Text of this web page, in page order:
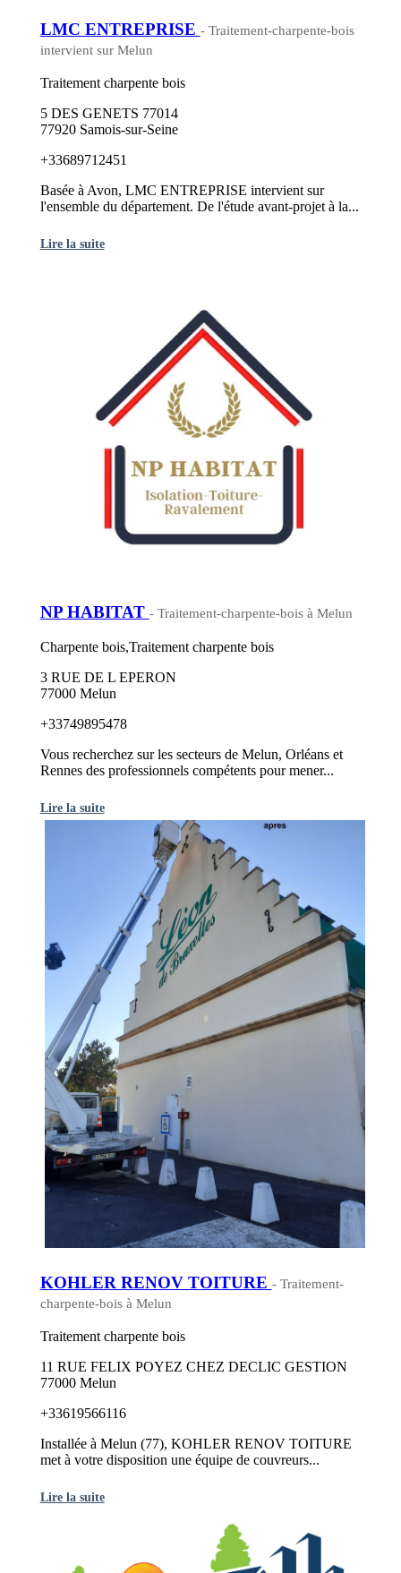
LMC ENTREPRISE - Traitement-charpente-bois
intervient sur Melun
Traitement charpente bois
5 DES GENETS 77014
77920 Samois-sur-Seine
+33689712451
Basée à Avon, LMC ENTREPRISE intervient sur
l'ensemble du département. De l'étude avant-projet à la...
Lire la suite
NP HABITAT - Traitement-charpente-bois à Melun
Charpente bois,Traitement charpente bois
3 RUE DE L EPERON
77000 Melun
+33749895478
Vous recherchez sur les secteurs de Melun, Orléans et
Rennes des professionnels compétents pour mener...
Lire la suite
KOHLER RENOV TOITURE - Traitement-
charpente-bois à Melun
Traitement charpente bois
11 RUE FELIX POYEZ CHEZ DECLIC GESTION
77000 Melun
+33619566116
Installée à Melun (77), KOHLER RENOV TOITURE
met à votre disposition une équipe de couvreurs...
Lire la suite